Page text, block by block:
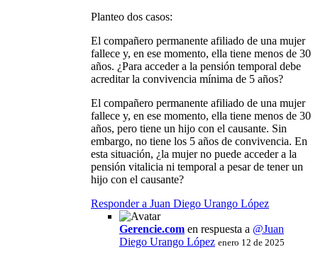
Planteo dos casos:
El compañero permanente afiliado de una mujer
fallece y, en ese momento, ella tiene menos de 30
años. ¿Para acceder a la pensión temporal debe
acreditar la convivencia mínima de 5 años?
El compañero permanente afiliado de una mujer
fallece y, en ese momento, ella tiene menos de 30
años, pero tiene un hijo con el causante. Sin
embargo, no tiene los 5 años de convivencia. En
esta situación, ¿la mujer no puede acceder a la
pensión vitalicia ni temporal a pesar de tener un
hijo con el causante?
Responder a Juan Diego Urango López
Gerencie.com en respuesta a @Juan
Diego Urango López enero 12 de 2025